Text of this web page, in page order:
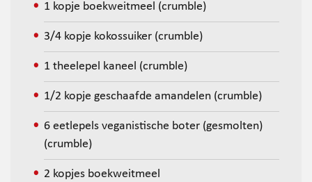
1 kopje boekweitmeel (crumble)
3/4 kopje kokossuiker (crumble)
1 theelepel kaneel (crumble)
1/2 kopje geschaafde amandelen (crumble)
6 eetlepels veganistische boter (gesmolten)
(crumble)
2 kopjes boekweitmeel